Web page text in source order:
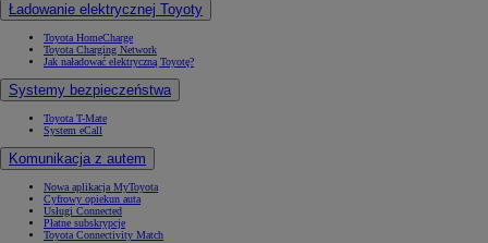
Ładowanie elektrycznej Toyoty
Toyota HomeCharge
Toyota Charging Network
Jak naładować elektryczną Toyotę?
Systemy bezpieczeństwa
Toyota T-Mate
System eCall
Komunikacja z autem
Nowa aplikacja MyToyota
Cyfrowy opiekun auta
Usługi Connected
Płatne subskrypcje
Toyota Connectivity Match